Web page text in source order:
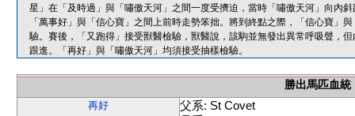
星」在「及時過」與「嘯傲天河」之間一度受擠迫，當時「嘯傲天河」向內
「萬事好」與「信心寶」之間上前時走勢笨拙。將到終點之際，「信心寶」
驗。賽後，「又跑得」接受獸醫檢驗，獸醫說，該駒並無發出異常呼吸聲，
跟進。「再好」與「嘯傲天河」均須接受抽樣檢驗。
勝出馬匹血統
再好
父系: St Covet